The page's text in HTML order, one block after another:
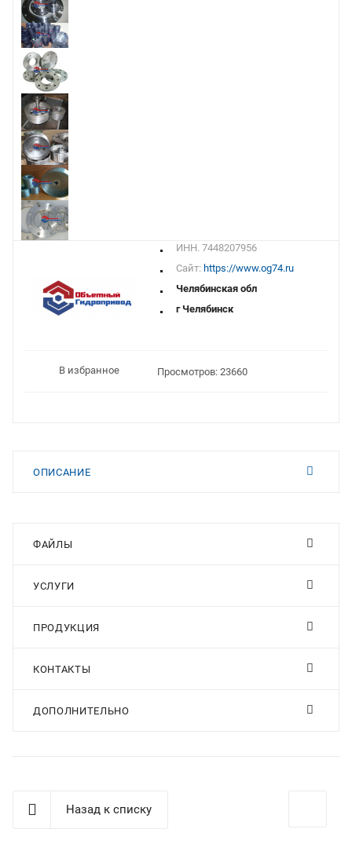
ИНН. 7448207956
Сайт: https://www.og74.ru
Челябинская обл
г Челябинск
В избранное Просмотров: 23660
ОПИСАНИЕ
ФАЙЛЫ
УСЛУГИ
ПРОДУКЦИЯ
КОНТАКТЫ
ДОПОЛНИТЕЛЬНО
Назад к списку